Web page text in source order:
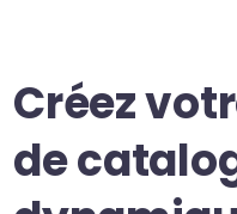
Créez
de